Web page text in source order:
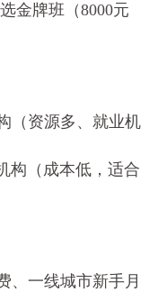
金牌班（8000元
（资源多、就业机
构（成本低，适合
、一线城市新手月